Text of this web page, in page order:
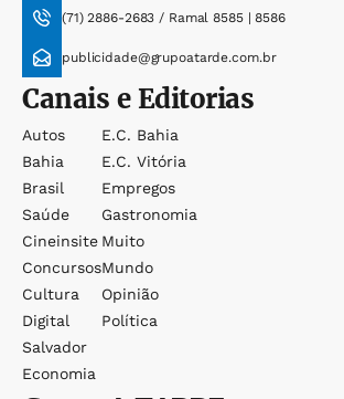
(71) 2886-2683 / Ramal 8585 | 8586
publicidade@grupoatarde.com.br
Canais e Editorias
Autos
Bahia
Brasil
Saúde
Cineinsite
Concursos
Cultura
Digital
Salvador
Economia
E.c. Bahia
E.c. Vitória
Empregos
Gastronomia
Muito
Mundo
Opinião
Política